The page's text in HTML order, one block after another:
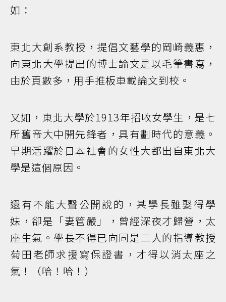
如：
東北大創系教授，提倡文藝學的岡崎義惠，
向東北大學提出的博士論文是以毛筆書寫，
由於頁數多，用手推板車載論文到校。
又如，東北大學於1913年招收女學生，是七
所舊帝大中開先鋒者，具有劃時代的意義。
早期活躍於日本社會的女性大都出自東北大
學是這個原因。
還有不能大聲公開說的，某學長雖娶得學
妹，卻是「妻管嚴」，曾經深夜才歸營，太
座生氣。學長不得已向同是二人的指導教授
菊田老師求援寫保證書，才得以消太座之
氣！（哈！哈！）